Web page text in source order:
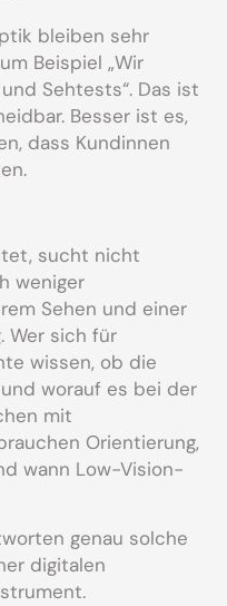
bleiben sehr
Beispiel „Wir
Sehtests“. Das ist
Besser ist es,
dass Kundinnen
sucht nicht
weniger
Sehen und einer
Wer sich für
wissen, ob die
worauf es bei der
mit
Orientierung,
wann Low-Vision-
genau solche
digitalen